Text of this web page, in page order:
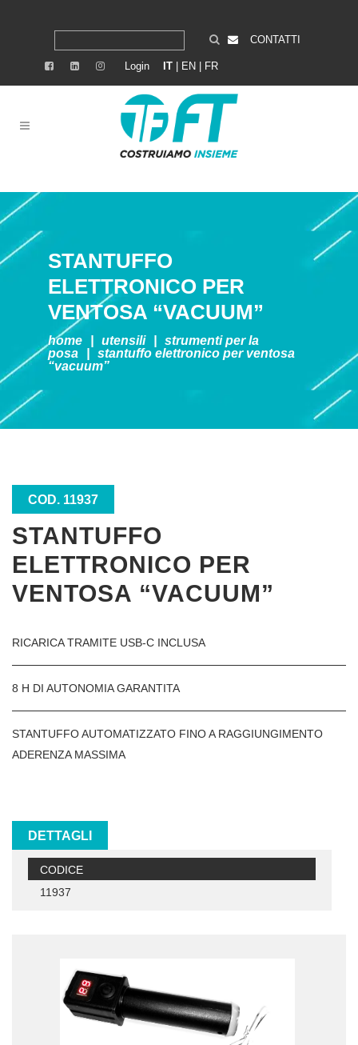
CONTATTI
Login IT EN FR
STANTUFFO
ELETTRONICO PER
VENTOSA “VACUUM”
home utensili
strumenti per la
posa
stantuffo elettronico per ventosa
“vacuum”
COD. 11937
STANTUFFO
ELETTRONICO PER
VENTOSA “VACUUM”
RICARICA TRAMITE USB-C INCLUSA
8 H DI AUTONOMIA GARANTITA
STANTUFFO AUTOMATIZZATO FINO A RAGGIUNGIMENTO
ADERENZA MASSIMA
DETTAGLI
CODICE
11937